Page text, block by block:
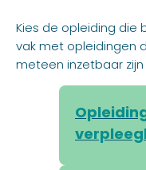
Kies de opleiding die
vak met opleidingen
meteen inzetbaar zijn